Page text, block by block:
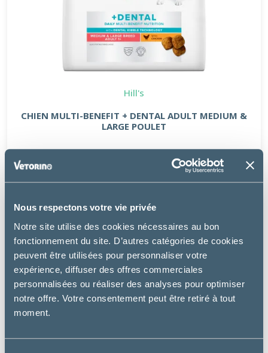
Nous respectons votre vie privée
Notre site utilise des cookies nécessaires au bon
fonctionnement du site. D’autres catégories de cookies
peuvent être utilisées pour personnaliser votre
expérience, diffuser des offres commerciales
personnalisées ou réaliser des analyses pour optimiser
notre offre. Votre consentement peut être retiré à tout
moment.
Hill's
CHIEN MULTI-BENEFIT + DENTAL ADULT MEDIUM &
LARGE POULET
à partir de